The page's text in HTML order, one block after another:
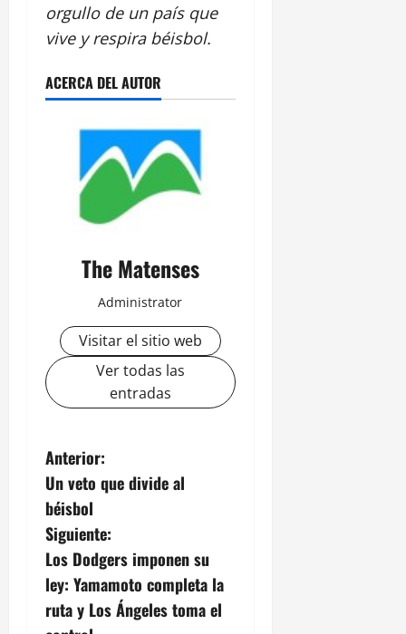
orgullo de un país que
vive y respira béisbol.
ACERCA DEL AUTOR
The Matenses
Administrator
Visitar el sitio web
Ver todas las
entradas
N
a
v
e
g
Anterior:
Un veto que divide al
béisbol
Siguiente:
Los Dodgers imponen su
ley: Yamamoto completa la
ruta y Los Ángeles toma el